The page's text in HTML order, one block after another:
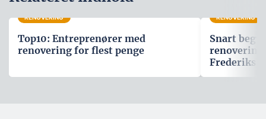
RENOVERING
Top10: Entreprenører med
renovering for flest penge
RENOVERING
Snart
Frederiks